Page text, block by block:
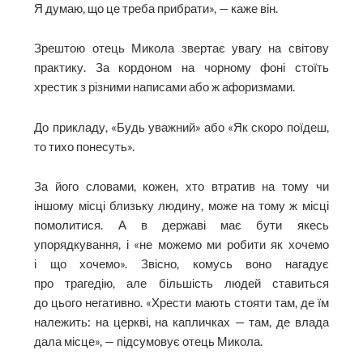
Я думаю, що це треба прибрати», — каже він.
Зрештою отець Микола звертає увагу на світову
практику. За кордоном на чорному фоні стоїть
хрестик з різними написами або ж афоризмами.
До прикладу, «Будь уважний» або «Як скоро поїдеш,
то тихо понесуть».
За його словами, кожен, хто втратив на тому чи
іншому місці близьку людину, може на тому ж місці
помолитися. А в державі має бути якесь
упорядкування, і «не можемо ми робити як хочемо
і що хочемо». Звісно, комусь воно нагадує
про трагедію, але більшість людей ставиться
до цього негативно. «Хрести мають стояти там, де їм
належить: на церкві, на капличках — там, де влада
дала місце», — підсумовує отець Микола.